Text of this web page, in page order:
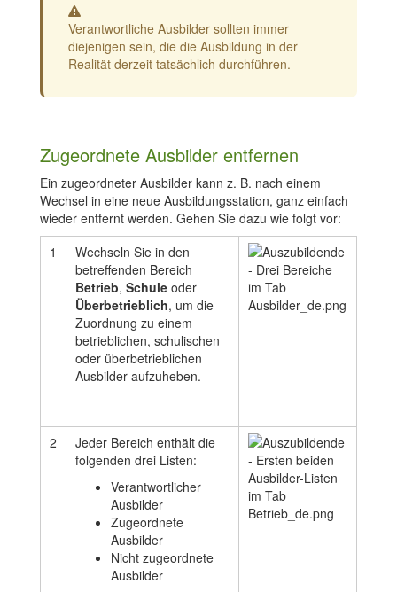
Warnung
Verantwortliche Ausbilder sollten immer
diejenigen sein, die die Ausbildung in der
Realität derzeit tatsächlich durchführen.
Zugeordnete Ausbilder entfernen
Ein zugeordneter Ausbilder kann z. B. nach einem
Wechsel in eine neue Ausbildungsstation, ganz einfach
wieder entfernt werden. Gehen Sie dazu wie folgt vor:
1
Wechseln Sie in den
betreffenden Bereich
Betrieb, Schuleoder
Überbetrieblich, um die
Zuordnung zu einem
betrieblichen, schulischen
oder überbetrieblichen
Ausbilder aufzuheben.
2
Jeder Bereich enthält die
folgenden drei Listen:
Verantwortlicher
Ausbilder
Zugeordnete
Ausbilder
Nicht zugeordnete
Ausbilder